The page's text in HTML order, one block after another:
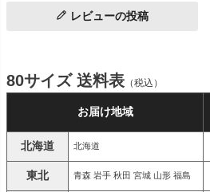
レビューの投稿
80サイズ 送料表 （税込）
お届け地域
北海道 北海道
東北 青森 岩手 秋田 宮城 山形 福島